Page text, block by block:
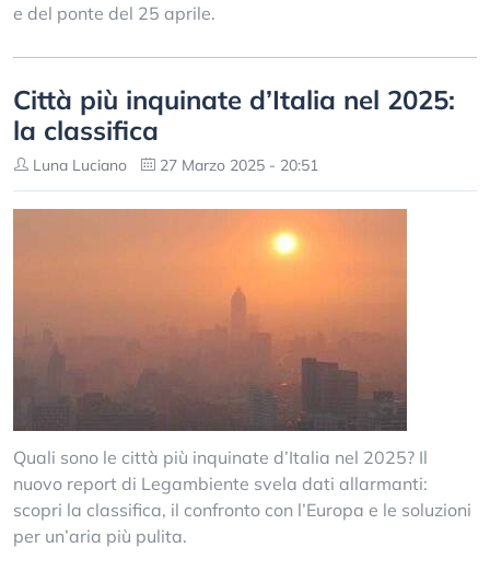
e del ponte del 25 aprile.
Città più inquinate d’Italia nel 2025:
la classifica
Luna Luciano 27 Marzo 2025 - 20:51
Quali sono le città più inquinate d’Italia nel 2025? Il
nuovo report di Legambiente svela dati allarmanti:
scopri la classifica, il confronto con l’Europa e le soluzioni
per un’aria più pulita.